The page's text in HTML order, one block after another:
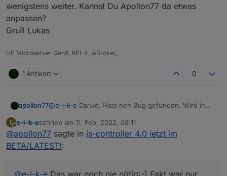
wenigstens weiter. Kannst Du Apollon77 da etwas
anpassen?
Gruß Lukas
HP Microserver Gen8, RPI-4, IoBroker,
1 Antwort 0
apollon77@e-i-k-e Danke, Hast nen Bug gefunden. Wird in
E
Offline
e-i-k-eschrieb am 11. Feb. 2022, 08:11
zuletzt editiert von
@apollon77 sagte in js-controller 4.0 jetzt im
BETA/LATEST!: